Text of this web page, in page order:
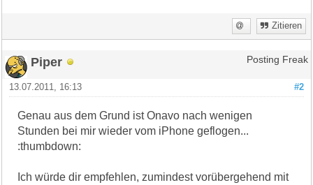
Zitieren
Piper Posting Freak
#2
13.07.2011, 16:13
Genau aus dem Grund ist Onavo nach wenigen
Stunden bei mir wieder vom iPhone geflogen...
:thumbdown:
Ich würde dir empfehlen, zumindest vorübergehend mit